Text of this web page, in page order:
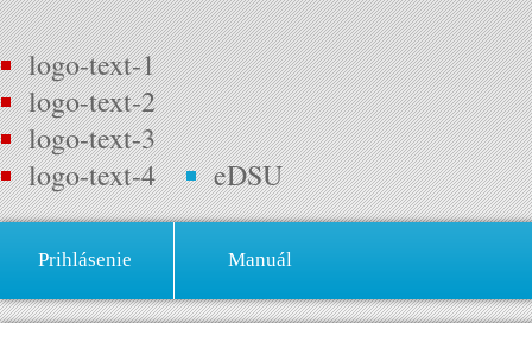
logo-text-1
logo-text-2
logo-text-3
logo-text-4
eDSU
Prihlásenie Manuál